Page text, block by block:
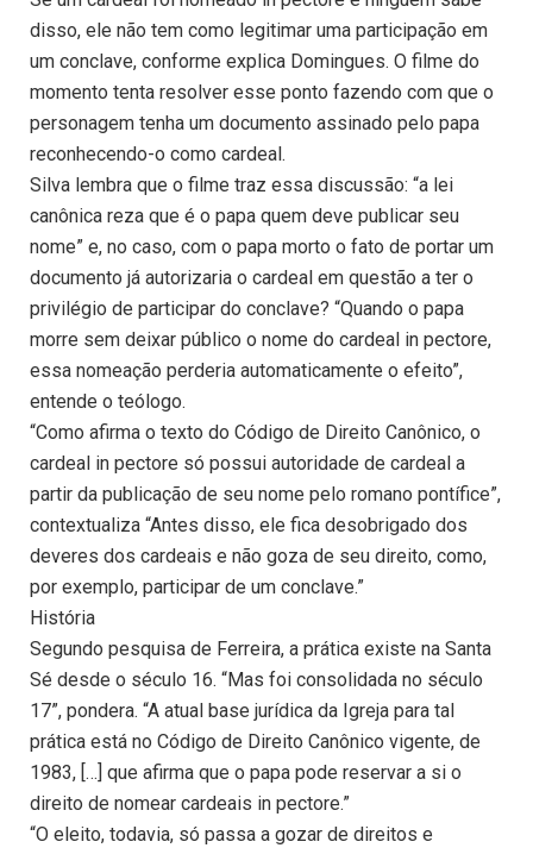
disso, ele não tem como legitimar uma participação em
um conclave, conforme explica Domingues. O filme do
momento tenta resolver esse ponto fazendo com que o
personagem tenha um documento assinado pelo papa
reconhecendo-o como cardeal.
Silva lembra que o filme traz essa discussão: “a lei
canônica reza que é o papa quem deve publicar seu
nome” e, no caso, com o papa morto o fato de portar um
documento já autorizaria o cardeal em questão a ter o
privilégio de participar do conclave? “Quando o papa
morre sem deixar público o nome do cardeal in pectore,
essa nomeação perderia automaticamente o efeito”,
entende o teólogo.
“Como afirma o texto do Código de Direito Canônico, o
cardeal in pectore só possui autoridade de cardeal a
partir da publicação de seu nome pelo romano pontífice”,
contextualiza “Antes disso, ele fica desobrigado dos
deveres dos cardeais e não goza de seu direito, como,
por exemplo, participar de um conclave.”
História
Segundo pesquisa de Ferreira, a prática existe na Santa
Sé desde o século 16. “Mas foi consolidada no século
17”, pondera. “A atual base jurídica da Igreja para tal
prática está no Código de Direito Canônico vigente, de
1983, […] que afirma que o papa pode reservar a si o
direito de nomear cardeais in pectore.”
“O eleito, todavia, só passa a gozar de direitos e